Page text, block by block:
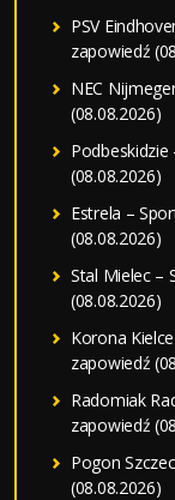
PSV
zapowiedź
NEC
(08.08.2026)
Podbeskidzie
(08.08.2026)
Estrela –
(08.08.2026)
Stal Mielec –
(08.08.2026)
Korona
zapowiedź
Radomiak
zapowiedź
Pogon
(08.08.2026)